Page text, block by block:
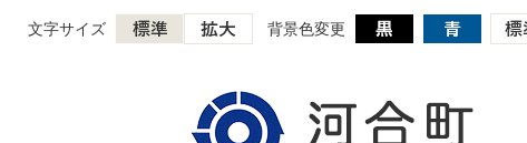
文字サイズ 背景色変更